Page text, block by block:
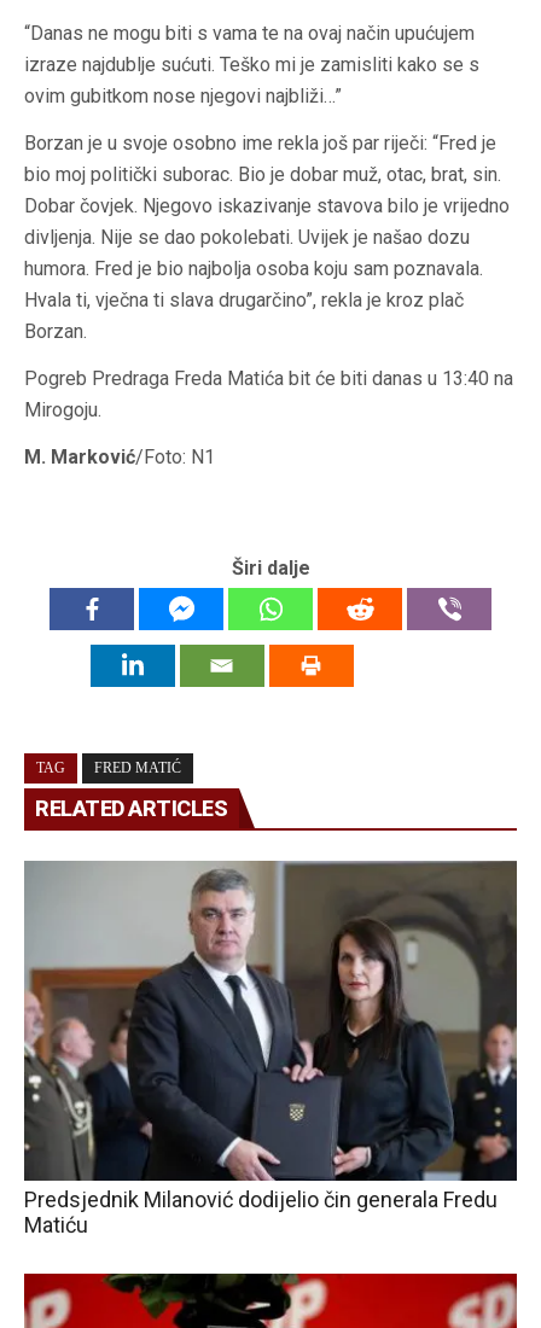
“Danas ne mogu biti s vama te na ovaj način upućujem
izraze najdublje sućuti. Teško mi je zamisliti kako se s
ovim gubitkom nose njegovi najbliži…”
Borzan je u svoje osobno ime rekla još par riječi: “Fred je
bio moj politički suborac. Bio je dobar muž, otac, brat, sin.
Dobar čovjek. Njegovo iskazivanje stavova bilo je vrijedno
divljenja. Nije se dao pokolebati. Uvijek je našao dozu
humora. Fred je bio najbolja osoba koju sam poznavala.
Hvala ti, vječna ti slava drugarčino”, rekla je kroz plač
Borzan.
Pogreb Predraga Freda Matića bit će biti danas u 13:40 na
Mirogoju.
M. Marković/Foto: N1
Širi dalje
TAG FRED MATIĆ
RELATED ARTICLES
Predsjednik Milanović dodijelio čin generala Fredu
Matiću